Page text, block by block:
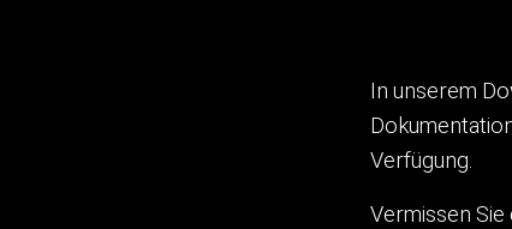
In unserem
Verfügung.
Vermissen